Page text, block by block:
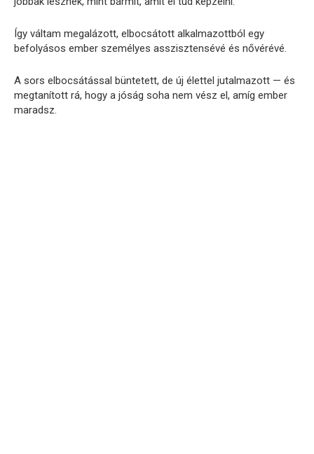
Így váltam megalázott, elbocsátott alkalmazottból egy
befolyásos ember személyes asszisztensévé és nővérévé.
A sors elbocsátással büntetett, de új élettel jutalmazott — és
megtanított rá, hogy a jóság soha nem vész el, amíg ember
maradsz.